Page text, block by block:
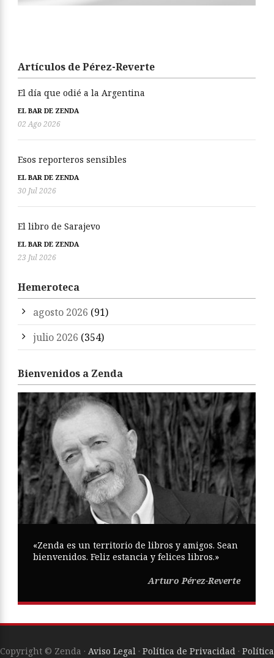
Artículos de Pérez-Reverte
El día que odié a la Argentina
EL BAR DE ZENDA
02 Ago 2026
Esos reporteros sensibles
EL BAR DE ZENDA
30 Jul 2026
El libro de Sarajevo
EL BAR DE ZENDA
23 Jul 2026
Hemeroteca
agosto 2026 (91)
julio 2026 (354)
Bienvenidos a Zenda
«Zenda es un territorio de libros y amigos. Sean
bienvenidos. Feliz estancia y felices libros.»
Arturo Pérez-Reverte
Copyright © Zenda · Aviso Legal · Política de Privacidad · Política